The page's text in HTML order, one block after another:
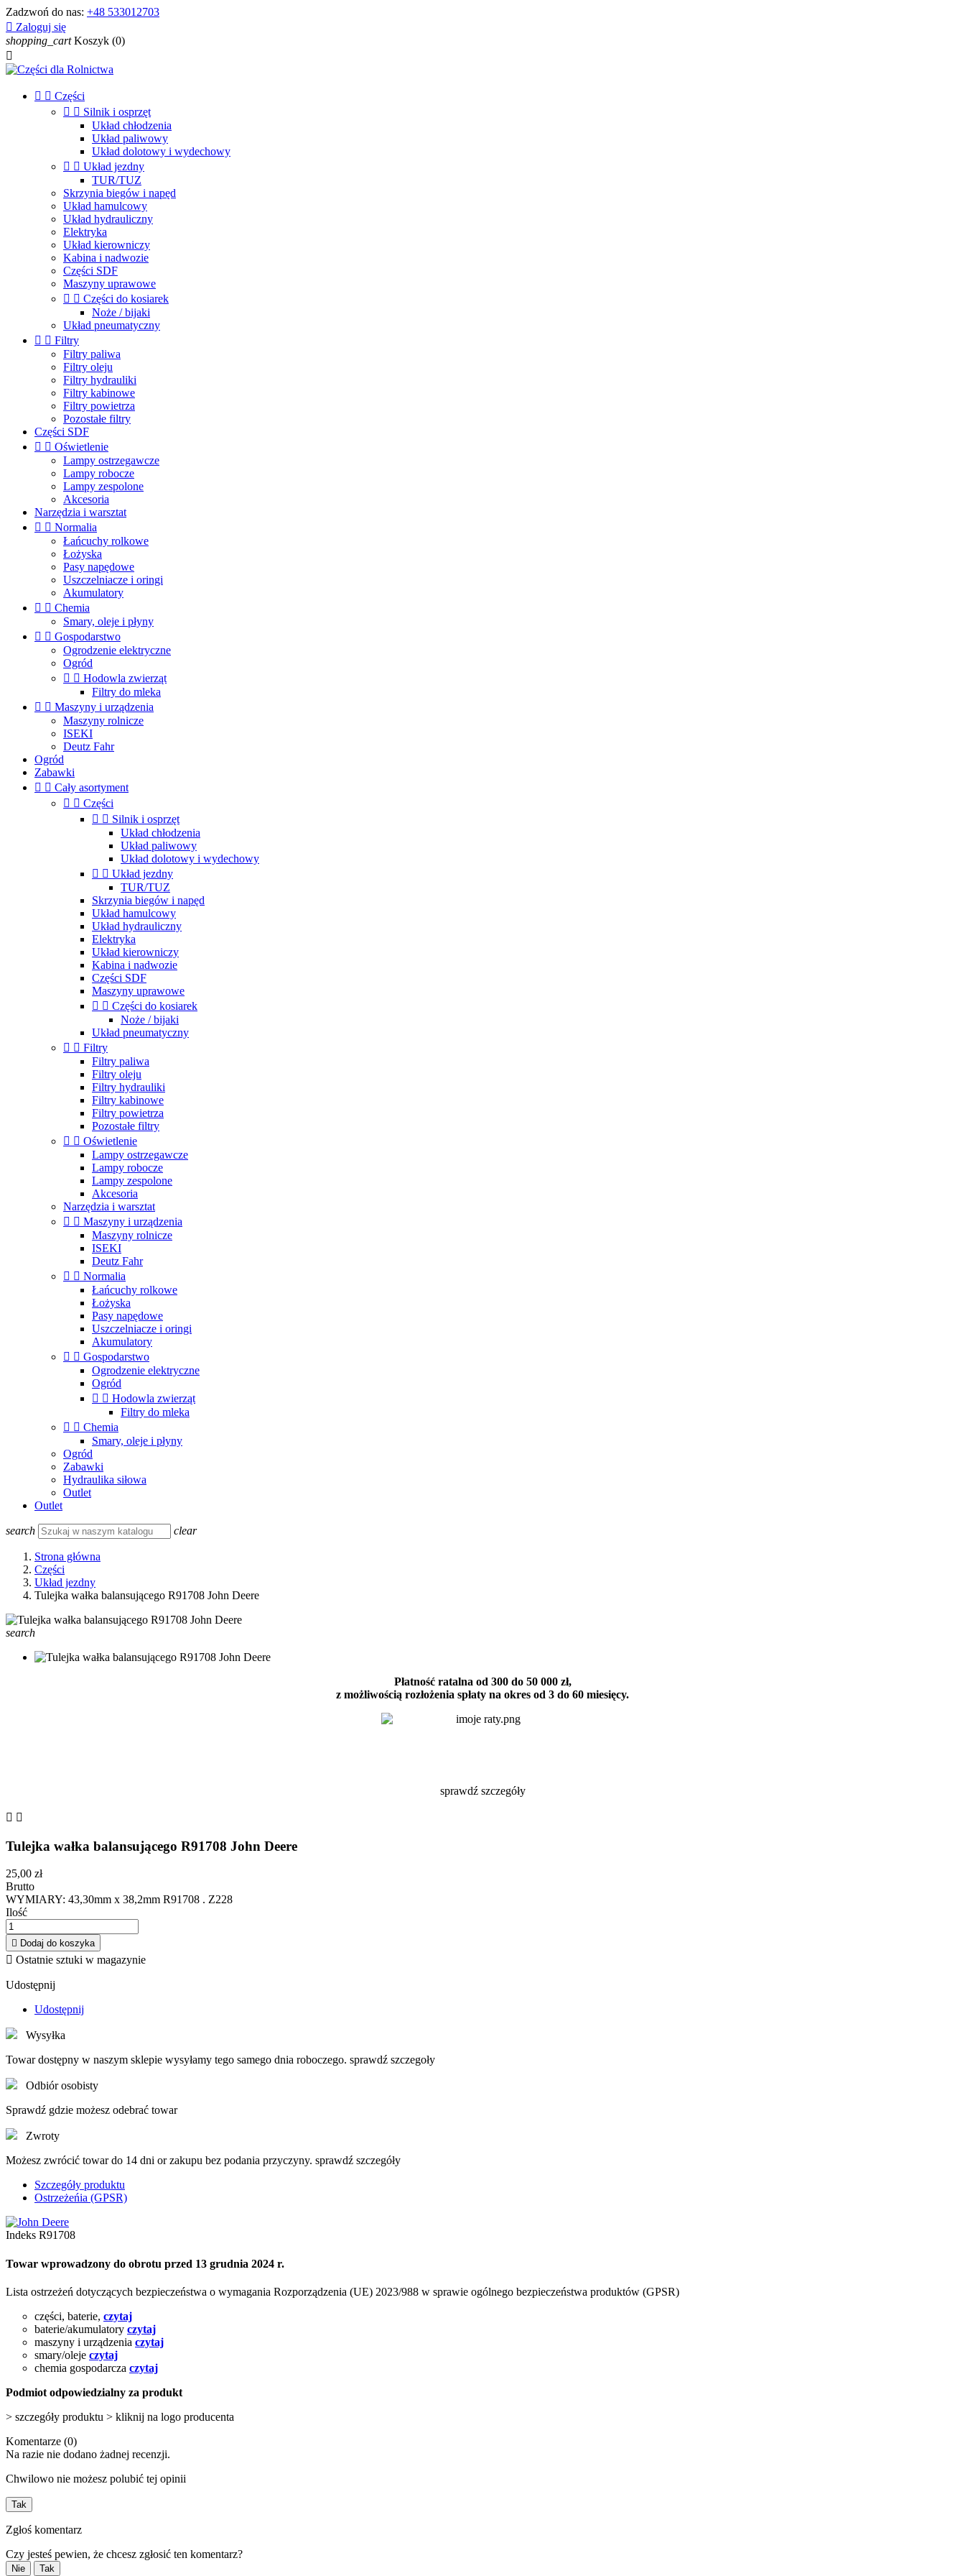
Zadzwoń do nas: +48 533012703
 Zaloguj się
shopping_cart Koszyk (0)

  Części
  Silnik i osprzęt
Układ chłodzenia
Układ paliwowy
Układ dolotowy i wydechowy
  Układ jezdny
TUR/TUZ
Skrzynia biegów i napęd
Układ hamulcowy
Układ hydrauliczny
Elektryka
Układ kierowniczy
Kabina i nadwozie
Części SDF
Maszyny uprawowe
  Części do kosiarek
Noże / bijaki
Układ pneumatyczny
  Filtry
Filtry paliwa
Filtry oleju
Filtry hydrauliki
Filtry kabinowe
Filtry powietrza
Pozostałe filtry
Części SDF
  Oświetlenie
Lampy ostrzegawcze
Lampy robocze
Lampy zespolone
Akcesoria
Narzędzia i warsztat
  Normalia
Łańcuchy rolkowe
Łożyska
Pasy napędowe
Uszczelniacze i oringi
Akumulatory
  Chemia
Smary, oleje i płyny
  Gospodarstwo
Ogrodzenie elektryczne
Ogród
  Hodowla zwierząt
Filtry do mleka
  Maszyny i urządzenia
Maszyny rolnicze
ISEKI
Deutz Fahr
Ogród
Zabawki
  Cały asortyment
  Części
  Silnik i osprzęt
Układ chłodzenia
Układ paliwowy
Układ dolotowy i wydechowy
  Układ jezdny
TUR/TUZ
Skrzynia biegów i napęd
Układ hamulcowy
Układ hydrauliczny
Elektryka
Układ kierowniczy
Kabina i nadwozie
Części SDF
Maszyny uprawowe
  Części do kosiarek
Noże / bijaki
Układ pneumatyczny
  Filtry
Filtry paliwa
Filtry oleju
Filtry hydrauliki
Filtry kabinowe
Filtry powietrza
Pozostałe filtry
  Oświetlenie
Lampy ostrzegawcze
Lampy robocze
Lampy zespolone
Akcesoria
Narzędzia i warsztat
  Maszyny i urządzenia
Maszyny rolnicze
ISEKI
Deutz Fahr
  Normalia
Łańcuchy rolkowe
Łożyska
Pasy napędowe
Uszczelniacze i oringi
Akumulatory
  Gospodarstwo
Ogrodzenie elektryczne
Ogród
  Hodowla zwierząt
Filtry do mleka
  Chemia
Smary, oleje i płyny
Ogród
Zabawki
Hydraulika siłowa
Outlet
Outlet
search clear
Strona główna
Części
Układ jezdny
Tulejka wałka balansującego R91708 John Deere
search
Płatność ratalna od 300 do 50 000 zł,
z możliwością rozłożenia spłaty na okres od 3 do 60 miesięcy.
sprawdź szczegóły
 
Tulejka wałka balansującego R91708 John Deere
25,00 zł
Brutto
WYMIARY: 43,30mm x 38,2mm R91708 . Z228
Ilość
 Dodaj do koszyka
 Ostatnie sztuki w magazynie
Udostępnij
Udostępnij
Wysyłka
Towar dostępny w naszym sklepie wysyłamy tego samego dnia roboczego. sprawdź szczegoły
Odbiór osobisty
Sprawdź gdzie możesz odebrać towar
Zwroty
Możesz zwrócić towar do 14 dni or zakupu bez podania przyczyny. sprawdź szczegóły
Szczegóły produktu
Ostrzeżeńia (GPSR)
Indeks R91708
Towar wprowadzony do obrotu przed 13 grudnia 2024 r.
Lista ostrzeżeń dotyczących bezpieczeństwa o wymagania Rozporządzenia (UE) 2023/988 w sprawie ogólnego bezpieczeństwa produktów (GPSR)
części, baterie, czytaj
baterie/akumulatory czytaj
maszyny i urządzenia czytaj
smary/oleje czytaj
chemia gospodarcza czytaj
Podmiot odpowiedzialny za produkt
> szczegóły produktu > kliknij na logo producenta
Komentarze (0)
Na razie nie dodano żadnej recenzji.
Chwilowo nie możesz polubić tej opinii
Tak
Zgłoś komentarz
Czy jesteś pewien, że chcesz zgłosić ten komentarz?
Nie Tak